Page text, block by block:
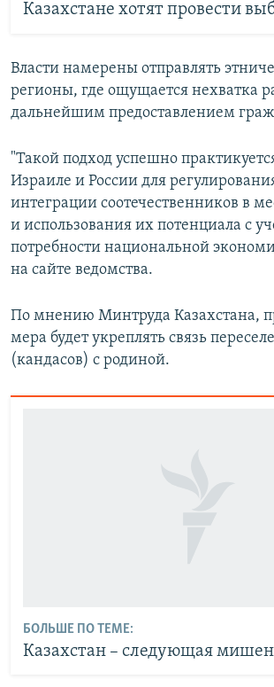
Казахстане хотят провести
Власти намерены отправлять
регионы, где ощущается нехватка
дальнейшим предоставлением
"Такой подход успешно
Израиле и России для
интеграции соотечественников в
и использования их потенциала с
потребности национальной
на сайте ведомства.
По мнению Минтруда Казахстана,
мера будет укреплять связь
(кандасов) с родиной.
БОЛЬШЕ ПО ТЕМЕ:
Казахстан – следующая